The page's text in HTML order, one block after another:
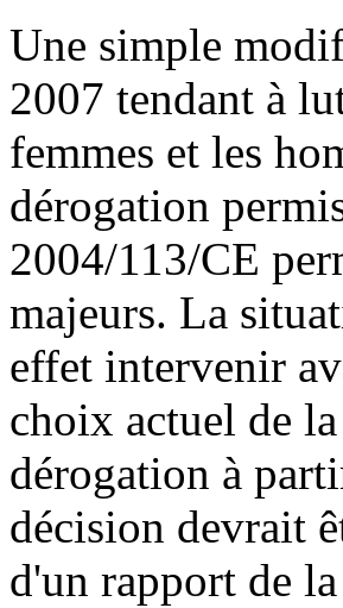
Une simple
2007 tendant à
femmes et les
dérogation
2004/113/CE
majeurs. La
effet intervenir
choix actuel de
dérogation à
décision devrait
d'un rapport de